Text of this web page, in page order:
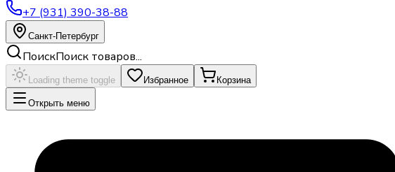
+7 (931) 390-38-88
Санкт-Петербург
ПоискПоиск товаров...
Loading theme toggle Избранное Корзина
Открыть меню